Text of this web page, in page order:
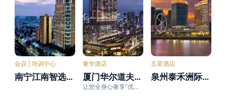
会议 | 培训中心
南宁江南智选假日酒店
奢华酒店
厦门华尔道夫酒店
让您全身心奢享“优雅庄园”秘境
五星酒店
泉州泰禾洲际酒店